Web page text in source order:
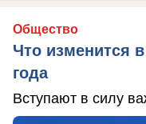
Общество
Что изменится
года
Вступают в силу